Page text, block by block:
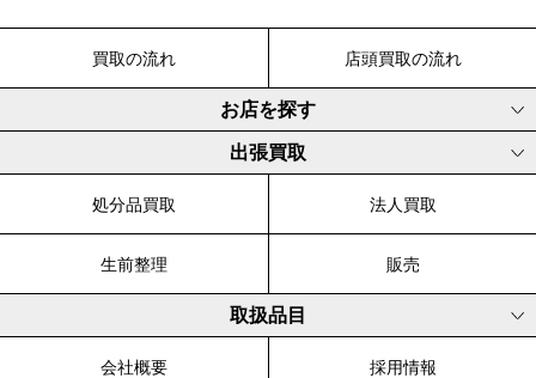
買取の流れ 店頭買取の流れ
お店を探す
出張買取
処分品買取 法人買取
生前整理 販売
取扱品目
会社概要 採用情報